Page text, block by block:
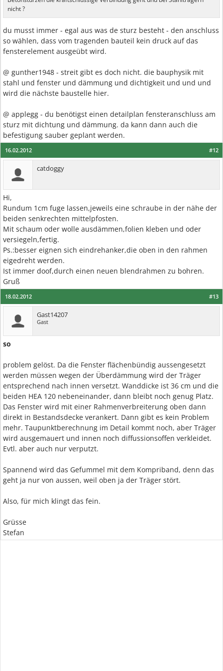
nicht ?
du musst immer - egal aus was de sturz besteht - den anschluss
so wählen, dass vom tragenden bauteil kein druck auf das
fensterelement ausgeübt wird.
@ gunther1948 - streit gibt es doch nicht. die bauphysik mit
stahl und fenster und dämmung und dichtigkeit und und und
wird die nächste baustelle hier.
@ applegg - du benötigst einen detailplan fensteranschluss am
sturz mit dichtung und dämmung. da kann dann auch die
befestigung sauber geplant werden.
#12
16.02.2012
catdoggy
Hi,
Rundum 1cm fuge lassen,jeweils eine schraube in der nähe der
beiden senkrechten mittelpfosten.
Mit schaum oder wolle ausdämmen,folien kleben und oder
versiegeln,fertig.
Ps.:besser eignen sich eindrehanker,die oben in den rahmen
eigedreht werden.
Ist immer doof,durch einen neuen blendrahmen zu bohren.
Gruß
#13
18.02.2012
Gast14207
Gast
so
problem gelöst. Da die Fenster flächenbündig aussengesetzt
werden müssen wegen der Überdämmung wird der Träger
entsprechend nach innen versetzt. Wanddicke ist 36 cm und die
beiden HEA 120 nebeneinander, dann bleibt noch genug Platz.
Das Fenster wird mit einer Rahmenverbreiterung oben dann
direkt in Bestandsdecke verankert. Dann gibt es kein Problem
mehr. Taupunktberechnung im Detail kommt noch, aber Träger
wird ausgemauert und innen noch diffussionsoffen verkleidet.
Evtl. aber auch nur verputzt.
Spannend wird das Gefummel mit dem Kompriband, denn das
geht ja nur von aussen, weil oben ja der Träger stört.
Also, für mich klingt das fein.
Grüsse
Stefan